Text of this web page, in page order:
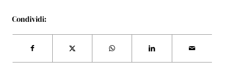
Condividi: